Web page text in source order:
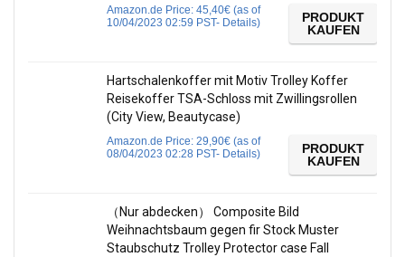
Amazon.de Price: 45,40€ (as of
10/04/2023 02:59 PST- Details)
PRODUKT
KAUFEN
Hartschalenkoffer mit Motiv Trolley Koffer
Reisekoffer TSA-Schloss mit Zwillingsrollen
(City View, Beautycase)
Amazon.de Price: 29,90€ (as of
08/04/2023 02:28 PST- Details)
PRODUKT
KAUFEN
（Nur abdecken） Composite Bild
Weihnachtsbaum gegen fir Stock Muster
Staubschutz Trolley Protector case Fall